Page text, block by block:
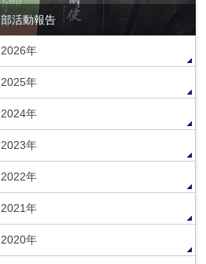
部活動報告
2026年
2025年
2024年
2023年
2022年
2021年
2020年